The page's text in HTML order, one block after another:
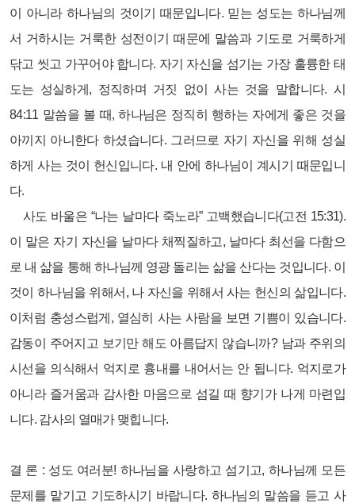
이 아니라 하나님의 것이기 때문입니다. 믿는 성도는 하나님께
서 거하시는 거룩한 성전이기 때문에 말씀과 기도로 거룩하게
닦고 씻고 가꾸어야 합니다. 자기 자신을 섬기는 가장 훌륭한 태
도는 성실하게, 정직하며 거짓 없이 사는 것을 말합니다. 시
84:11 말씀을 볼 때, 하나님은 정직히 행하는 자에게 좋은 것을
아끼지 아니한다 하셨습니다. 그러므로 자기 자신을 위해 성실
하게 사는 것이 헌신입니다. 내 안에 하나님이 계시기 때문입니
다.
사도 바울은 “나는 날마다 죽노라” 고백했습니다(고전 15:31).
이 말은 자기 자신을 날마다 채찍질하고, 날마다 최선을 다함으
로 내 삶을 통해 하나님께 영광 돌리는 삶을 산다는 것입니다. 이
것이 하나님을 위해서, 나 자신을 위해서 사는 헌신의 삶입니다.
이처럼 충성스럽게, 열심히 사는 사람을 보면 기쁨이 있습니다.
감동이 주어지고 보기만 해도 아름답지 않습니까? 남과 주위의
시선을 의식해서 억지로 흉내를 내어서는 안 됩니다. 억지로가
아니라 즐거움과 감사한 마음으로 섬길 때 향기가 나게 마련입
니다. 감사의 열매가 맺힙니다.
결 론 : 성도 여러분! 하나님을 사랑하고 섬기고, 하나님께 모든
문제를 맡기고 기도하시기 바랍니다. 하나님의 말씀을 듣고 사